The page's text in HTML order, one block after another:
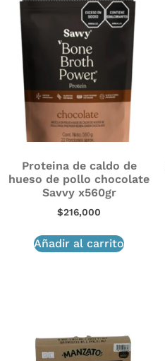
Proteina de caldo de
hueso de pollo chocolate
Savvy x560gr
$216,000
Añadir al carrito